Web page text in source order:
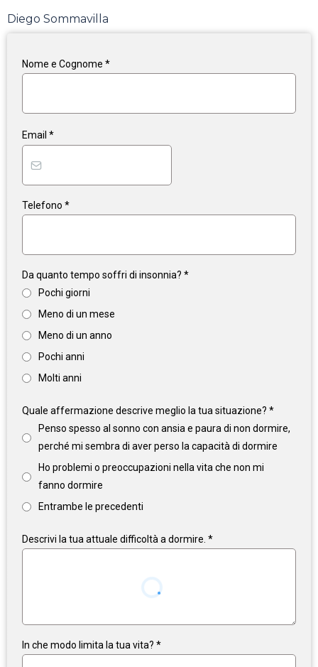
Diego Sommavilla
Nome e Cognome *
Email *
Telefono *
Da quanto tempo soffri di insonnia? *
Pochi giorni
Meno di un mese
Meno di un anno
Pochi anni
Molti anni
Quale affermazione descrive meglio la tua situazione? *
Penso spesso al sonno con ansia e paura di non dormire,
perché mi sembra di aver perso la capacità di dormire
Ho problemi o preoccupazioni nella vita che non mi
fanno dormire
Entrambe le precedenti
Descrivi la tua attuale difficoltà a dormire. *
In che modo limita la tua vita? *